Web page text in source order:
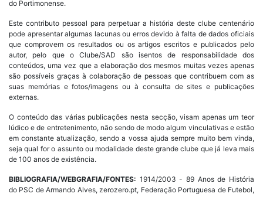
do Portimonense.
Este contributo pessoal para perpetuar a história deste clube centenário
pode apresentar algumas lacunas ou erros devido à falta de dados oficiais
que comprovem os resultados ou os artigos escritos e publicados pelo
autor, pelo que o Clube/SAD são isentos de responsabilidade dos
conteúdos, uma vez que a elaboração dos mesmos muitas vezes apenas
são possíveis graças à colaboração de pessoas que contribuem com as
suas memórias e fotos/imagens ou à consulta de sites e publicações
externas.
O conteúdo das várias publicações nesta secção, visam apenas um teor
lúdico e de entretenimento, não sendo de modo algum vinculativas e estão
em constante atualização, sendo a vossa ajuda sempre muito bem vinda,
seja qual for o assunto ou modalidade deste grande clube que já leva mais
de 100 anos de existência.
BIBLIOGRAFIA/WEBGRAFIA/FONTES: 1914/2003 - 89 Anos de História
do PSC de Armando Alves, zerozero.pt, Federação Portuguesa de Futebol,